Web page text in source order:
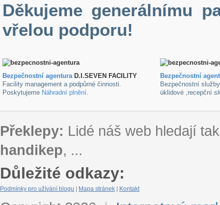
Děkujeme generálnímu
vřelou podporu!
Bezpečnostní agenturaD.I.SEVEN FACILITY
Facility management a podpůrné činnosti.
Poskytujeme Náhradní plnění.
Bezpečnostní
Bezpečnostní
úklidové ,recepční
Překlepy: Lidé náš web hledají
handikep, ...
Důležité odkazy:
Podmínky pro užívání blogu Mapa stránek Kontakt